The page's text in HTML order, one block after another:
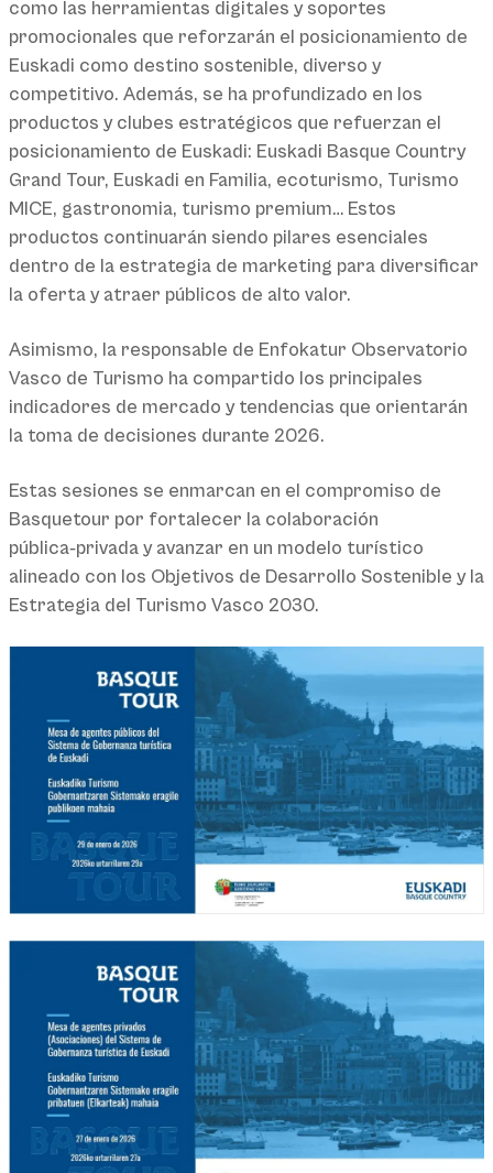
como las herramientas digitales y soportes
promocionales que reforzarán el posicionamiento de
Euskadi como destino sostenible, diverso y
competitivo. Además, se ha profundizado en los
productos y clubes estratégicos que refuerzan el
posicionamiento de Euskadi: Euskadi Basque Country
Grand Tour, Euskadi en Familia, ecoturismo, Turismo
MICE, gastronomia, turismo premium… Estos
productos continuarán siendo pilares esenciales
dentro de la estrategia de marketing para diversificar
la oferta y atraer públicos de alto valor.
Asimismo, la responsable de Enfokatur Observatorio
Vasco de Turismo ha compartido los principales
indicadores de mercado y tendencias que orientarán
la toma de decisiones durante 2026.
Estas sesiones se enmarcan en el compromiso de
Basquetour por fortalecer la colaboración
pública‑privada y avanzar en un modelo turístico
alineado con los Objetivos de Desarrollo Sostenible y la
Estrategia del Turismo Vasco 2030.